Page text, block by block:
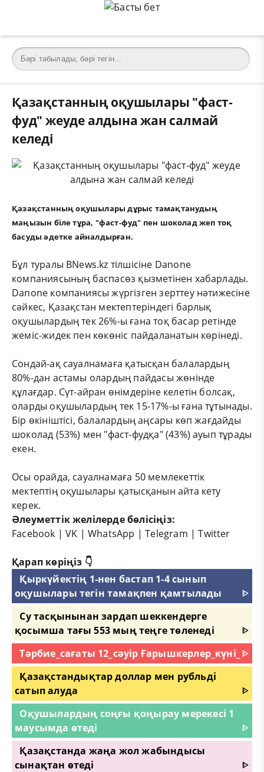
Қазақстанның оқушылары "фаст-
фуд" жеуде алдына жан салмай
келеді
Қазақстанның оқушылары дұрыс тамақтанудың
маңызын біле тұра, "фаст-фуд" пен шоколад жеп тоқ
басуды әдетке айналдырған.
Бұл туралы BNews.kz тілшісіне Danone
компаниясының баспасөз қызметінен хабарлады.
Danone компаниясы жүргізген зерттеу нәтижесіне
сәйкес, Қазақстан мектептеріндегі барлық
оқушылардың тек 26%-ы ғана тоқ басар ретінде
жеміс-жидек пен көкөніс пайдаланатын көрінеді.
Сондай-ақ сауалнамаға қатысқан балалардың
80%-дан астамы олардың пайдасы жөнінде
құлағдар. Сүт-айран өнімдеріне келетін болсақ,
оларды оқушылардың тек 15-17%-ы ғана тұтынады.
Бір өкініштісі, балалардың аңсары көп жағдайды
шоколад (53%) мен "фаст-фудқа" (43%) ауып тұрады
екен.
Осы орайда, сауалнамаға 50 мемлекеттік
мектептің оқушылары қатысқанын айта кету
керек.
Әлеуметтік желілерде бөлісіңіз:
Facebook |VK |WhatsApp |Telegram |Twitter
Қарап көріңіз 👇
Қыркүйектің 1-нен бастап 1-4 сынып
оқушылары тегін тамақпен қамтылады
ᐈ
Су тасқынынан зардап шеккендерге
қосымша тағы 553 мың теңге төленеді
ᐈ
Тәрбие_сағаты 12_сәуір Ғарышкерлер_күні_ ᐈ
Қазақстандықтар доллар мен рубльді
сатып алуда
ᐈ
Оқушылардың соңғы қоңырау мерекесі 1
маусымда өтеді
ᐈ
Қазақстанда жаңа жол жабындысы
сынақтан өтеді
ᐈ